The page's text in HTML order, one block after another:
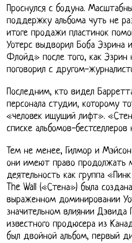
Проснулся с бодуна.
поддержку альбома чуть не
итоге продажи пластинок
Уотерс выдворил Боба Эзрина
Флойд» после того, как Эзрин
поговорил с другом-
Последним, кто видел
персонала студии, которому
«человек ищущий лифт».
списке альбомов-
Тем не менее, Гилмор и
они имеют право продолжать
деятельность как группа
The Wall («Стена») была
выраженном доминировании
значительном влиянии Дэвида
известного продюсера из
был двойной альбом, первый